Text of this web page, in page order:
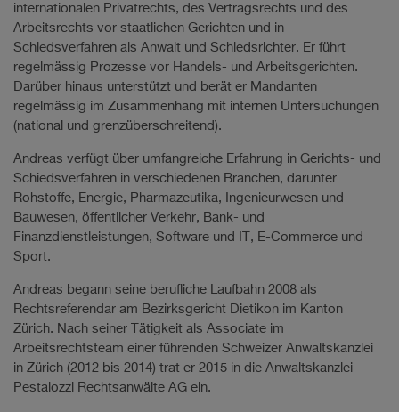
internationalen Privatrechts, des Vertragsrechts und des
Arbeitsrechts vor staatlichen Gerichten und in
Schiedsverfahren als Anwalt und Schiedsrichter. Er führt
regelmässig Prozesse vor Handels- und Arbeitsgerichten.
Darüber hinaus unterstützt und berät er Mandanten
regelmässig im Zusammenhang mit internen Untersuchungen
(national und grenzüberschreitend).
Andreas verfügt über umfangreiche Erfahrung in Gerichts- und
Schiedsverfahren in verschiedenen Branchen, darunter
Rohstoffe, Energie, Pharmazeutika, Ingenieurwesen und
Bauwesen, öffentlicher Verkehr, Bank- und
Finanzdienstleistungen, Software und IT, E-Commerce und
Sport.
Andreas begann seine berufliche Laufbahn 2008 als
Rechtsreferendar am Bezirksgericht Dietikon im Kanton
Zürich. Nach seiner Tätigkeit als Associate im
Arbeitsrechtsteam einer führenden Schweizer Anwaltskanzlei
in Zürich (2012 bis 2014) trat er 2015 in die Anwaltskanzlei
Pestalozzi Rechtsanwälte AG ein.